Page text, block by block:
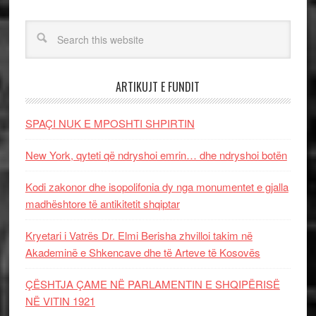
ARTIKUJT E FUNDIT
SPAÇI NUK E MPOSHTI SHPIRTIN
New York, qyteti që ndryshoi emrin… dhe ndryshoi botën
Kodi zakonor dhe isopolifonia dy nga monumentet e gjalla
madhështore të antikitetit shqiptar
Kryetari i Vatrës Dr. Elmi Berisha zhvilloi takim në
Akademinë e Shkencave dhe të Arteve të Kosovës
ÇËSHTJA ÇAME NË PARLAMENTIN E SHQIPËRISË
NË VITIN 1921